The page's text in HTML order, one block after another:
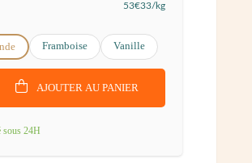
53€33/kg
Framboise Vanille
AJOUTER AU PANIER
sous 24H